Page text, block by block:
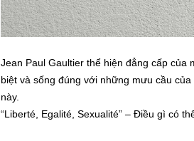
Jean Paul Gaultier thể hiện đẳng cấp
biệt và sống đúng với những mưu cầu
này.
“Liberté, Egalité, Sexualité” – Điều gì có